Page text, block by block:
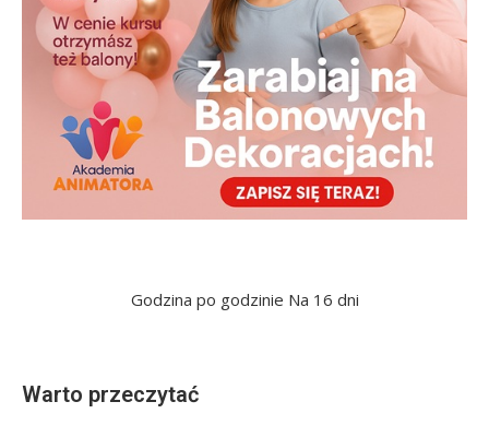
Godzina po godzinie Na 16 dni
Warto przeczytać